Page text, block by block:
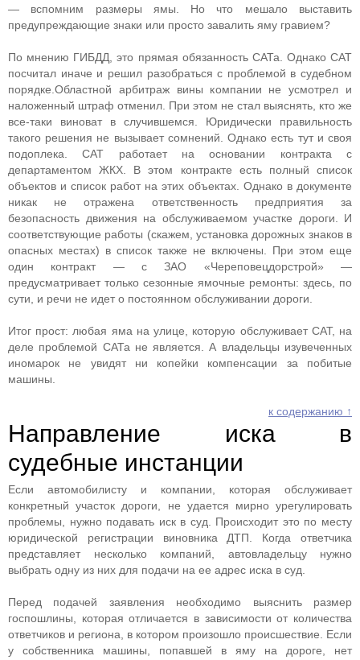
— вспомним размеры ямы. Но что мешало выставить
предупреждающие знаки или просто завалить яму гравием?
По мнению ГИБДД, это прямая обязанность САТа. Однако САТ
посчитал иначе и решил разобраться с проблемой в судебном
порядке.Областной арбитраж вины компании не усмотрел и
наложенный штраф отменил. При этом не стал выяснять, кто же
все-таки виноват в случившемся. Юридически правильность
такого решения не вызывает сомнений. Однако есть тут и своя
подоплека. САТ работает на основании контракта с
департаментом ЖКХ. В этом контракте есть полный список
объектов и список работ на этих объектах. Однако в документе
никак не отражена ответственность предприятия за
безопасность движения на обслуживаемом участке дороги. И
соответствующие работы (скажем, установка дорожных знаков в
опасных местах) в список также не включены. При этом еще
один контракт — с ЗАО «Череповецдорстрой» —
предусматривает только сезонные ямочные ремонты: здесь, по
сути, и речи не идет о постоянном обслуживании дороги.
Итог прост: любая яма на улице, которую обслуживает САТ, на
деле проблемой САТа не является. А владельцы изувеченных
иномарок не увидят ни копейки компенсации за побитые
машины.
к содержанию ↑
Направление иска в
судебные инстанции
Если автомобилисту и компании, которая обслуживает
конкретный участок дороги, не удается мирно урегулировать
проблемы, нужно подавать иск в суд. Происходит это по месту
юридической регистрации виновника ДТП. Когда ответчика
представляет несколько компаний, автовладельцу нужно
выбрать одну из них для подачи на ее адрес иска в суд.
Перед подачей заявления необходимо выяснить размер
госпошлины, которая отличается в зависимости от количества
ответчиков и региона, в котором произошло происшествие. Если
у собственника машины, попавшей в яму на дороге, нет